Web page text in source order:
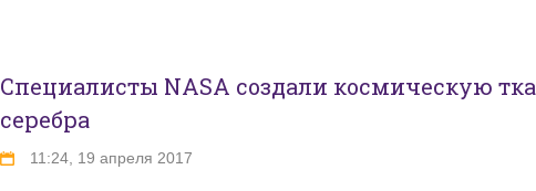
Специалисты NASA создали космическую
серебра
11:24, 19 апреля 2017